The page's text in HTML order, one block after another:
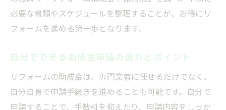
必要な書類やスケジュールを整理することが、お得にリ
フォームを進める第一歩となります。
自分でできる助成金申請の流れとポイント
リフォームの助成金は、専門業者に任せるだけでなく、
自分自身で申請手続きを進めることも可能です。自分で
申請することで、手数料を抑えたり、申請内容をしっか